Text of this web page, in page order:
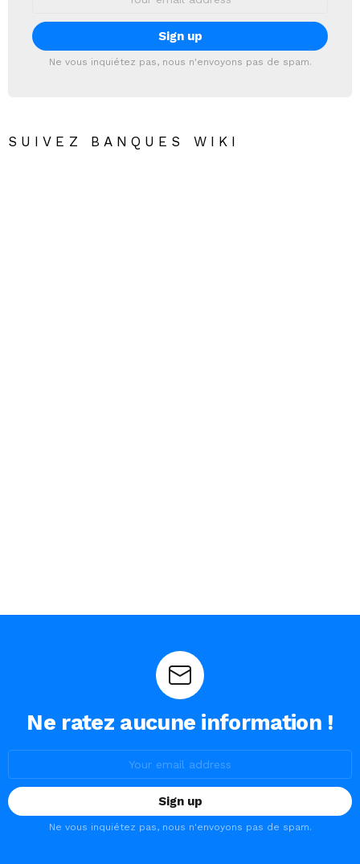
Ne vous inquiétez pas, nous n'envoyons pas de spam.
SUIVEZ BANQUES WIKI
Ne ratez aucune information !
Ne vous inquiétez pas, nous n'envoyons pas de spam.